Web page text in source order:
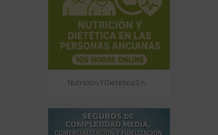
Nutrición Y Dietética En...